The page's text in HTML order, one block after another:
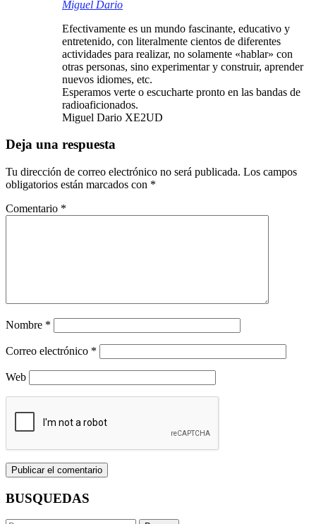
Miguel Dario
Efectivamente es un mundo fascinante, educativo y
entretenido, con literalmente cientos de diferentes
actividades para realizar, no solamente «hablar» con
otras personas, sino experimentar y construir, aprender
nuevos idiomes, etc.
Esperamos verte o escucharte pronto en las bandas de
radioaficionados.
Miguel Dario XE2UD
Deja una respuesta
Tu dirección de correo electrónico no será publicada. Los campos
obligatorios están marcados con *
Comentario *
Nombre *
Correo electrónico *
Web
BUSQUEDAS